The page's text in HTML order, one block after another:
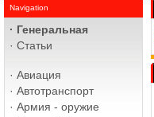
Navigation
· Генеральная
· Статьи
· Авиация
· Автотранспорт
· Армия - оружие